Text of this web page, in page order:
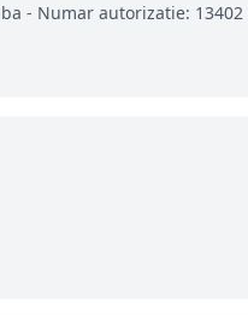
- Numar autorizatie: 13402